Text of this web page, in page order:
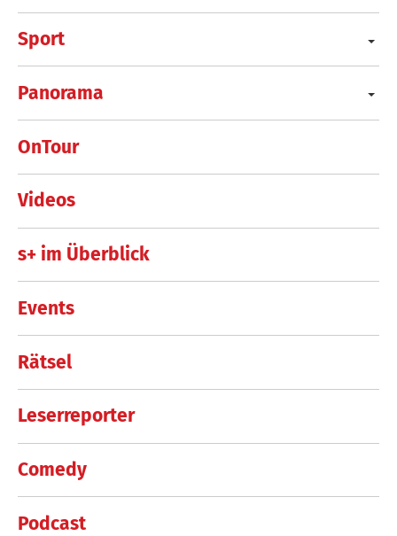
Sport
Panorama
OnTour
Videos
s+ im Überblick
Events
Rätsel
Leserreporter
Comedy
Podcast